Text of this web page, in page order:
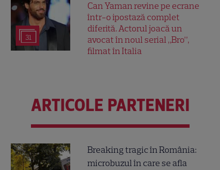
31
Can Yaman revine pe ecrane
într-o ipostază complet
diferită. Actorul joacă un
avocat în noul serial „Bro”,
filmat în Italia
ARTICOLE PARTENERI
Breaking tragic în România:
microbuzul în care se afla